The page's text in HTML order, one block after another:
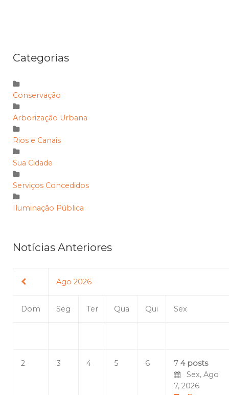
Categorias
Conservação
Arborização Urbana
Rios e Canais
Sua Cidade
Serviços Concedidos
Iluminação Pública
Notícias Anteriores
Ago 2026
Dom Seg Ter Qua Qui Sex
2 3 4 5 6 7 4 posts
Sex, Ago
7, 2026